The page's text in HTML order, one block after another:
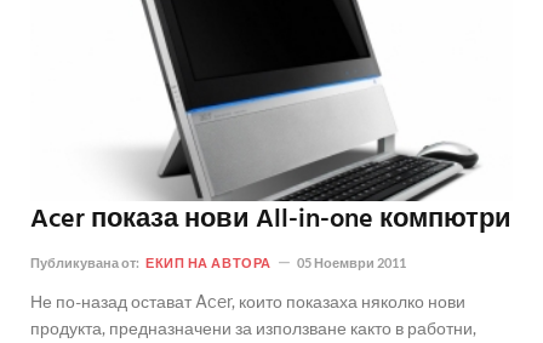
Acer показа нови All-in-one компютри
Публикувана от: ЕКИП НА АВТОРА 05 Ноември 2011
Не по-назад остават Acer, които показаха няколко нови
продукта, предназначени за използване както в работни,